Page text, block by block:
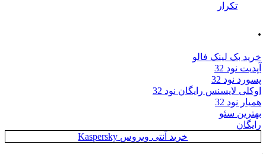
لینک فالو
32
32
رایگان نود 32
32
سئو
خرید آنتی ویروس Kaspersky